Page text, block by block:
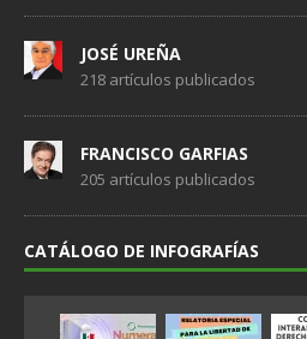
JOSÉ UREÑA
218 artículos publicados
FRANCISCO GARFIAS
205 artículos publicados
CATÁLOGO DE INFOGRAFÍAS